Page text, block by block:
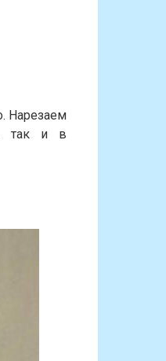
Нарезаем
так и в